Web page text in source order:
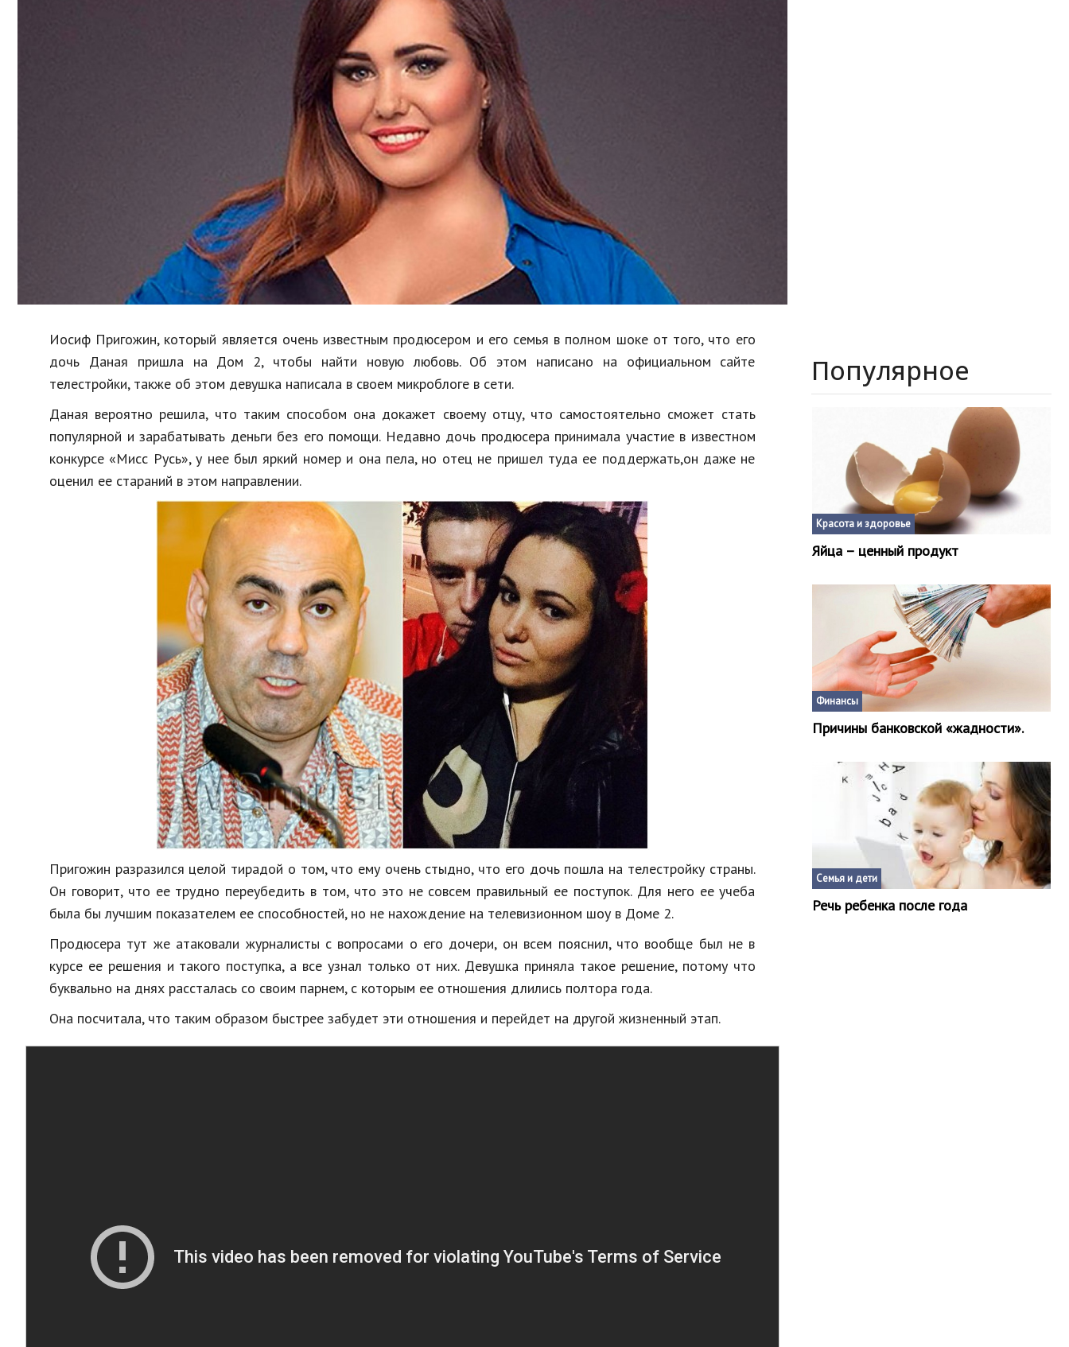
Недвижимость
Спорт и фитнес
Психология и отношения
Творчество и рукоделие
Разное
Работа и бизнес
Животные
Праздники и подарки
Иосиф Пригожин, который является очень известным продюсером и его семья в полном шоке от того, что его
дочь Даная пришла на Дом 2, чтобы найти новую любовь. Об этом написано на официальном сайте
телестройки, также об этом девушка написала в своем микроблоге в сети.
Даная вероятно решила, что таким способом она докажет своему отцу, что самостоятельно сможет стать
популярной и зарабатывать деньги без его помощи. Недавно дочь продюсера принимала участие в известном
конкурсе «Мисс Русь», у нее был яркий номер и она пела, но отец не пришел туда ее поддержать,он даже не
оценил ее стараний в этом направлении.
Пригожин разразился целой тирадой о том, что ему очень стыдно, что его дочь пошла на телестройку страны.
Он говорит, что ее трудно переубедить в том, что это не совсем правильный ее поступок. Для него ее учеба
была бы лучшим показателем ее способностей, но не нахождение на телевизионном шоу в Доме 2.
Продюсера тут же атаковали журналисты с вопросами о его дочери, он всем пояснил, что вообще был не в
курсе ее решения и такого поступка, а все узнал только от них. Девушка приняла такое решение, потому что
буквально на днях рассталась со своим парнем, с которым ее отношения длились полтора года.
Она посчитала, что таким образом быстрее забудет эти отношения и перейдет на другой жизненный этап.
Популярное
Красота и здоровье
Яйца – ценный продукт
Финансы
Причины банковской «жадности».
Семья и дети
Речь ребенка после года